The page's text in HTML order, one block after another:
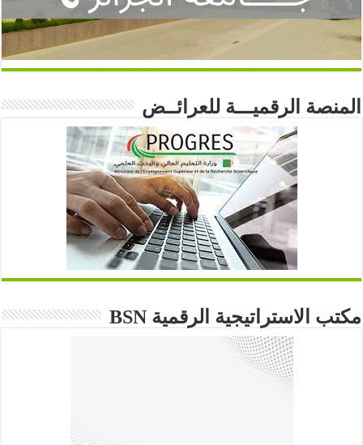
المنصة الرقميـــة للعرائــض
مكتب الاستراتيجية الرقمية BSN